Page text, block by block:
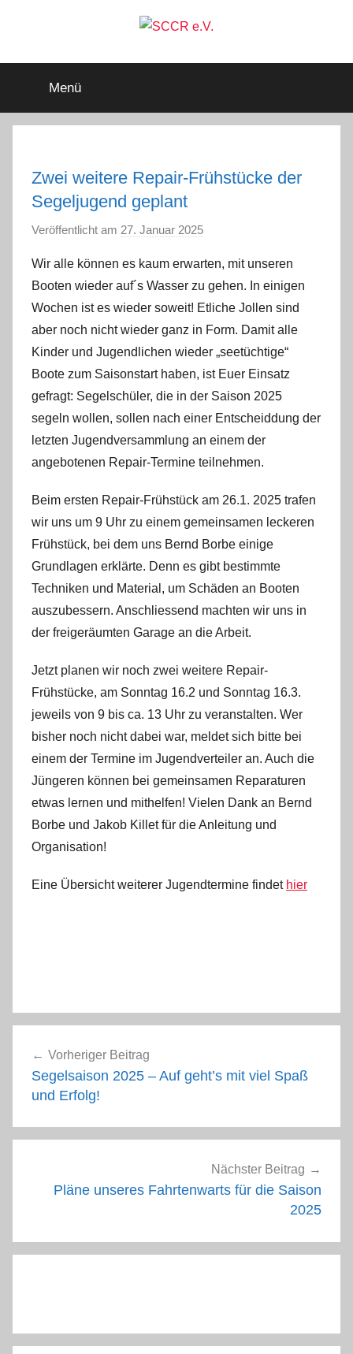
SCCR
e.V.
Deutschen
Segler-
Verband
Menü
Zwei weitere Repair-Frühstücke der
Segeljugend geplant
Veröffentlicht am 27. Januar 2025
n
a
d
m
i
n
Wir alle können es kaum erwarten, mit unseren
Booten wieder auf´s Wasser zu gehen. In einigen
Wochen ist es wieder soweit! Etliche Jollen sind
aber noch nicht wieder ganz in Form. Damit alle
Kinder und Jugendlichen wieder „seetüchtige“
Boote zum Saisonstart haben, ist Euer Einsatz
gefragt: Segelschüler, die in der Saison 2025
segeln wollen, sollen nach einer Entscheiddung der
letzten Jugendversammlung an einem der
angebotenen Repair-Termine teilnehmen.
Beim ersten Repair-Frühstück am 26.1. 2025 trafen
wir uns um 9 Uhr zu einem gemeinsamen leckeren
Frühstück, bei dem uns Bernd Borbe einige
Grundlagen erklärte. Denn es gibt bestimmte
Techniken und Material, um Schäden an Booten
auszubessern. Anschliessend machten wir uns in
der freigeräumten Garage an die Arbeit.
Jetzt planen wir noch zwei weitere Repair-
Frühstücke, am Sonntag 16.2 und Sonntag 16.3.
jeweils von 9 bis ca. 13 Uhr zu veranstalten. Wer
bisher noch nicht dabei war, meldet sich bitte bei
einem der Termine im Jugendverteiler an. Auch die
Jüngeren können bei gemeinsamen Reparaturen
etwas lernen und mithelfen! Vielen Dank an Bernd
Borbe und Jakob Killet für die Anleitung und
Organisation!
Eine Übersicht weiterer Jugendtermine findet hier
Vorheriger Beitrag
Segelsaison 2025 – Auf geht’s mit viel Spaß
und Erfolg!
Nächster Beitrag
Pläne unseres Fahrtenwarts für die Saison
2025